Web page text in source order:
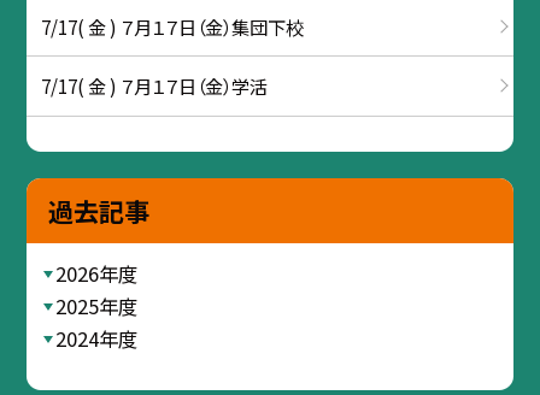
7/17( 金 ) ７月１７日（金）集団下校
7/17( 金 ) ７月１７日（金）学活
過去記事
2026年度
2025年度
2024年度